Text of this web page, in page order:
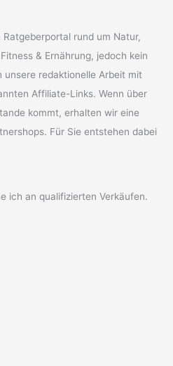
rund um Natur,
& Ernährung, jedoch kein
unsere redaktionelle Arbeit mit
Affiliate-Links. Wenn über
kommt, erhalten wir eine
Für Sie entstehen dabei
ich an qualifizierten Verkäufen.